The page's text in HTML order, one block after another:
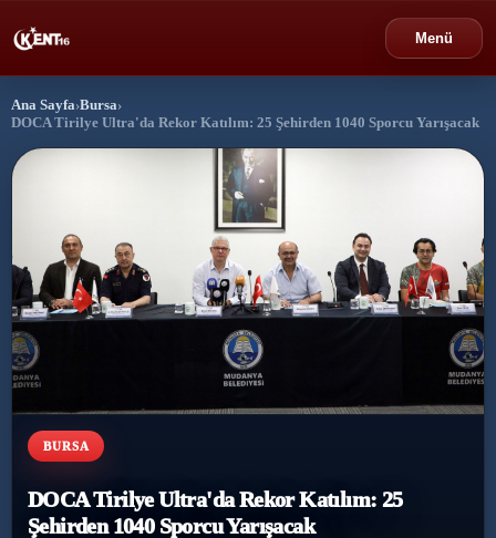
Menü
Bursa
Spor ›
›
Eğitim ›
Dünya
Magazin
Ana Sayfa›Bursa›
DOCA Tirilye Ultra'da Rekor Katılım: 25 Şehirden 1040 Sporcu Yarışacak
BURSA
DOCA Tirilye Ultra'da Rekor Katılım: 25
Şehirden 1040 Sporcu Yarışacak